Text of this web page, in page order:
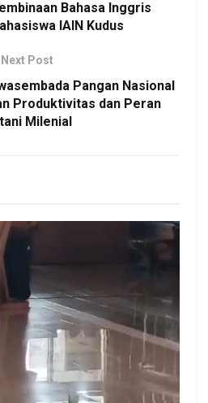
Bahasa Inggris
IAIN Kudus
Next Post
Pangan Nasional
Produktivitas dan Peran
Milenial